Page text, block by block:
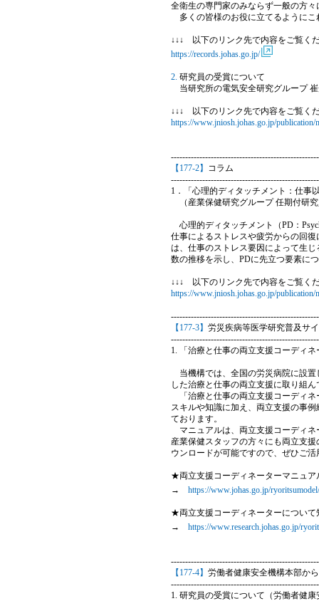
全衛生の専門家のみならず一般の方
多くの皆様のお役に立てるようにこ
↓↓↓ 以下のリンク先で内容をご覧く
https://records.johas.go.jp/
2. 研究員の受賞について
当研究所の電気安全研究グループ
↓↓↓ 以下のリンク先で内容をご覧く
https://www.jniosh.johas.go.jp/publication/
【177-2】 コラム
1．「心理的ディタッチメント：仕事
（産業保健研究グループ 任期付研
心理的ディタッチメント（PD：
仕事によるストレスや疲労からの回
は、仕事のストレス要因によって生
数の推移を示し、PDに先立つ要素に
↓↓↓ 以下のリンク先で内容をご覧く
https://www.jniosh.johas.go.jp/publication/
【177-3】 労災疾病等医学研究普及サ
1. 「治療と仕事の両立支援コーディ
当機構では、全国の労災病院に設置
した治療と仕事の両立支援に取り組ん
「治療と仕事の両立支援コーディネ
スキルや知識に加え、両立支援の事
ております。
マニュアルは、両立支援コーディネ
産業保健スタッフの方々にも両立支
ウンロードが可能ですので、ぜひご活
★両立支援コーディネーターマニュア
→ https://www.johas.go.jp/
★両立支援コーディネーターについて
→ https://www.research.johas.go.jp/
【177-4】 労働者健康安全機構本部か
1. 研究員の受賞について（労働者健